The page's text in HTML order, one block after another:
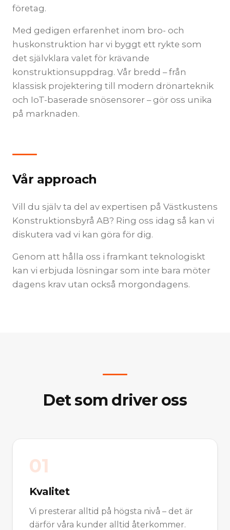
företag.
Med gedigen erfarenhet inom bro- och
huskonstruktion har vi byggt ett rykte som
det självklara valet för krävande
konstruktionsuppdrag. Vår bredd – från
klassisk projektering till modern drönarteknik
och IoT-baserade snösensorer – gör oss unika
på marknaden.
Vår approach
Vill du själv ta del av expertisen på Västkustens
Konstruktionsbyrå AB? Ring oss idag så kan vi
diskutera vad vi kan göra för dig.
Genom att hålla oss i framkant teknologiskt
kan vi erbjuda lösningar som inte bara möter
dagens krav utan också morgondagens.
Det som driver oss
01
Kvalitet
Vi presterar alltid på högsta nivå – det är
därför våra kunder alltid återkommer.